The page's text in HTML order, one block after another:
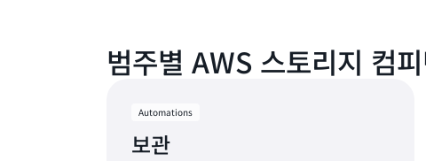
범주별 AWS 스토리지 컴
Automations
보관